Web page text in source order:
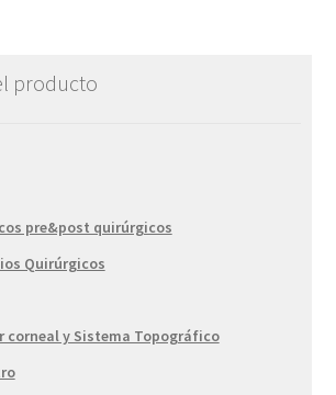
producto
pre&post quirúrgicos
Quirúrgicos
corneal y Sistema Topográfico